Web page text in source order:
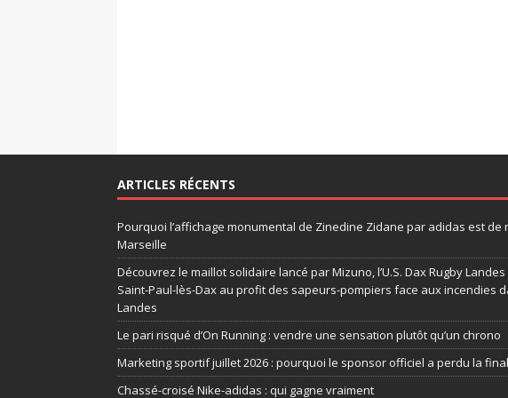
ARTICLES RÉCENTS
Pourquoi l’affichage monumental de Zinedine Zidane par adidas est de
Marseille
Découvrez le maillot solidaire lancé par Mizuno, l’U.S. Dax Rugby
Saint-Paul-lès-Dax au profit des sapeurs-pompiers face aux incendies
Landes
Le pari risqué d’On Running : vendre une sensation plutôt qu’un chrono
Marketing sportif juillet 2026 : pourquoi le sponsor officiel a perdu la
Chassé-croisé Nike-adidas : qui gagne vraiment